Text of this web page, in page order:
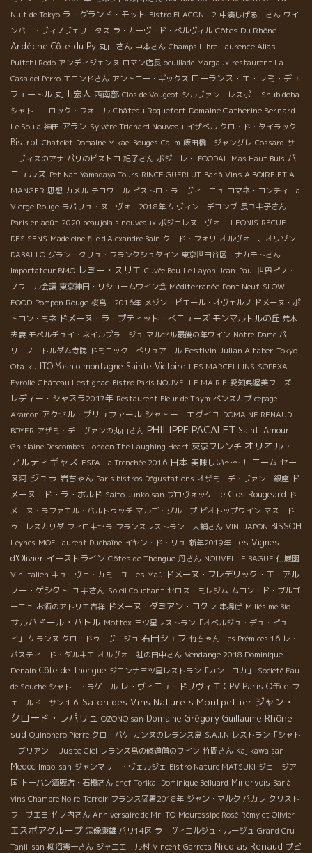
Nuit de Tokyo ラ・グランド・モット Bistro FLACON - 2 中湊しげる さん ワイ
ンバー・ヴィノヴェリータス ラ・カーヴ・ド・ベルヴィル Côtes Du Rhône
Ardèche Côte du Py 丸山さん 中本さん Champs Libre Laurence Alias
Puitchi Rodo アンディジェンヌ ロマン店長 oeuillade Margaux restaurent La
Casa del Perro エニンドさん アントニー・ギックス ローランス・エ・レミ・デュ
フェートル 丸山宏人 西南部 Clos de Vougeot シルヴァン・レスポー Shubidoba
シャトー・ロック・フォール Château Roquefort Domaine Catherine Bernard
Le Soula 神田 アラン Sylvère Trichard Nouveau イザベル クロ・ド・タイラック
Bistrot Chatelet Domaine Mikael Bouges Calim 飯田橋 ジャングレ Cossard サ
ーヴィスのアナ パリのビストロ 紀子さん ボジョレ・ FOODAL Mas Haut Buis バ
ニュルス Pet Nat Yamadaya Tours RINCE GUERLUT Bar à Vins A BOIRE ET A
MANGER 思想 カメル テロワール ビストロ・ラ・ヴィーニュ ロマネ・コンティ La
Vierge Rouge ラパリュ・ヌーヴォー2018年 ケヴィン・デコンブ 長ユキ子さん
Paris en août 2020 beaujolais nouveaux ボジョレヌーヴォー LEONIS RECUE
DES SENS Madeleine fille d'Alexandre Bain クード・フォリ オルヴォー、オリゾン
DABALLO グラン・クリュ・フランクシュタイン 東京世田谷区・ナカモトさん
Importateur BMO レミー・スリエ Cuvée Bou Le Layon Jean-Paul 世界ピノ・
ノワール会議 東京神田・リショームワイン会 Méditerranée Pont Neuf SLOW
FOOD Pompon Rouge 桜島 2016年 メゾン・ピエール・オヴェルノ ドメーヌ・ポ
トロン・ミネ ドメーヌ・ラ・プティット・べニューズ モンマルトルの丘 荒木
夫妻 モペルチュイ・ネイルプラージュ マルセル最後の年ワイン Notre-Dame パ
リ・ノートルダム寺院 ドミニック・べリュアール Festivin Julian Altaber Tokyo
Ota-ku ITO Yoshio montagne Sainte Victoire LES MARCELLINS SOPEXA
Eyrolle Château Lestignac Bistro Paris NOUVELLE MAIRIE 愛知県渥美フーズ
レディー・シャスラ2017年 Restaurent Fleur de Thym ベンスカブ cepage
Aramon アクセル・プリュファール シャトー・エグイユ DOMAINE RENAUD
BOYER アザミ・デ・ヴァンの丸山さん PHILIPPE PACALET Saint-Amour
Ghislaine Descombes London The Laughing Heart 東京フレンチ オリオル・
アルティギャス ESPA La Trenchée 2016 日本 美味しい～～！ ニーム セー
ヌ河 ジュラ 岩ちゃん Paris bistros Dégustations オザミ・デ・ヴァン 銀座 ド
メーヌ・ド・ラ・ボルド Saito Junko san プロヴォッケ Le Clos Rougeard ド
メーヌ・ラファエル・バルトゥッチ マルゴ・グループ ビオトップワイン マス・ド
ゥ・レスカリダ フィロキセラ フランスレストラン 大輔さん VINI JAPON BISSOH
Leynes MOF Laurent Duchaîne イヤン・ド・リュ 新年2019年 Les Vignes
d'Olivier イーストライン Côtes de Thongue 丹さん NOUVELLE BAGUE 仙巌園
Vin italien キューヴェ・カミーユ Les Maù ドメーヌ・フレデリック・エ・アル
ノー・ゲシクト ユキさん Soleil Couchant セロス・ミレジム ムロン・ド・ブルゴ
ーニュ お酒のアトリエ吉祥 ドメーヌ・ダミアン・コクレ 串揚げ Millésime Bio
サルバドール・バトル Mottox 三ツ星レストラン「オベルジュ・デュ・ピュ
イ」
ケランヌ クロ・ドゥ・ヴージョ 石田シェフ 竹ちゃん Les Prémices 16 レ・
バスティード・ダルキエ オルヴォー社の田中さん Vendange 2018 Dominique
Derain Côte de Thongue ジロンナ三ツ星レストラン「カン・ロカ」
Societé Eau
de Souche シャトー・ラゲール レ・ヴィニュ・ドリヴィエ CPV Paris Office フ
ェールド・サン１６ Salon des Vins Naturels Montpellier ジャン・
クロード・ラパリュ OZONO san Domaine Grégory Guillaume Rhône
sud Quinonero Pierre クロ・バケ カンヌのレランス島 S.A.I.N レストラン「シャト
ーブリアン」
Juste Ciel レランス島の修道僧のワイン 竹間さん Kajikawa san
Medoc Imao-san ジャンマリー・ヴェルジェ Bistro Nature MATSUKI ジョージア
国 トーハン酒販店・石橋さん chef Torikai Dominique Belluard Minervois Bar à
vins Chambre Noire Terroir フランス猛暑2018年 ジャン・マルク パカレ クリスト
フ・プエヨ 竹ノ内さん Anniversaire de Mr ITO Mouressipe Rosé Rémy et Olivier
エスポアグループ 宗像康雄 パリ14区 ラ・ヴィエルジュ・ルージュ Grand Cru
Tanii-san 柳沼憲一さん ジャニエール村 Vincent Garreta Nicolas Renaud プピ